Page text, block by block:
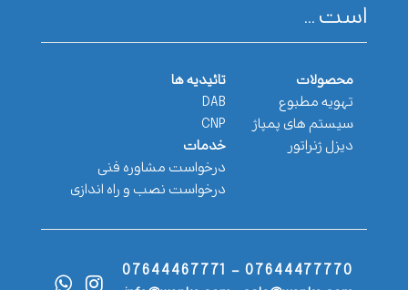
است ...
محصولات
تهویه مطبوع
سیستم های پمپاژ
دیزل ژنراتور
تائیدیه ها
DAB
CNP
خدمات
درخواست مشاوره فنی
درخواست نصب و راه اندازی
07644477770 - 07644467771